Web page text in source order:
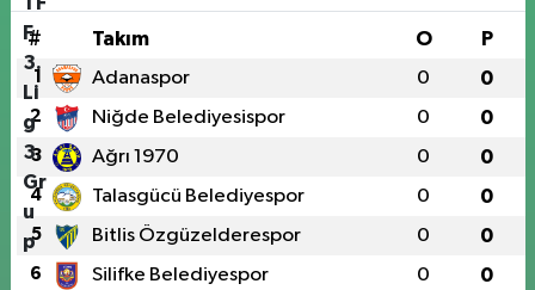
# Takım O P
1 Adanaspor 0 0
2 Niğde Belediyesispor 0 0
3 Ağrı 1970 0 0
4 Talasgücü Belediyespor 0 0
5 Bitlis Özgüzelderespor 0 0
6 Silifke Belediyespor 0 0